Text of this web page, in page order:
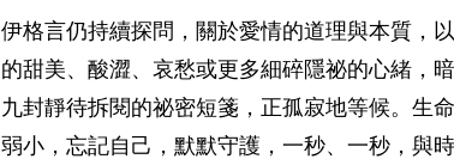
伊格言仍持續探問，關於愛情的道理與本質，
的甜美、酸澀、哀愁或更多細碎隱祕的心緒，
九封靜待拆閱的祕密短箋，正孤寂地等候。生
弱小，忘記自己，默默守護，一秒、一秒，與